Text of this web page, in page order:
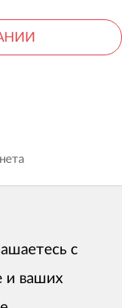
с
и ваших